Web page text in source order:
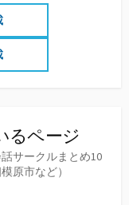
るページ
サークルまとめ10
原市など）